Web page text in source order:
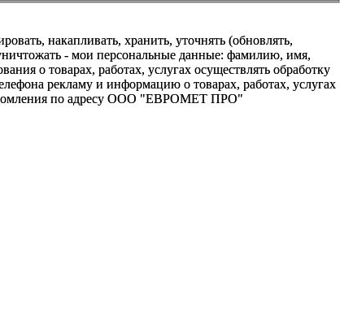
накапливать, хранить, уточнять (обновлять,
уничтожать - мои персональные данные: фамилию, имя,
о товарах, работах, услугах осуществлять обработку
рекламу и информацию о товарах, работах, услугах
по адресу ООО "ЕВРОМЕТ ПРО"